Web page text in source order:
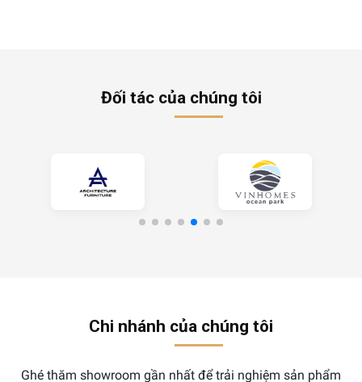
Đối tác của chúng tôi
Chi nhánh của chúng tôi
Ghé thăm showroom gần nhất để trải nghiệm sản phẩm